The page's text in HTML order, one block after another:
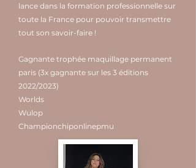
lance dans la formation professionnelle sur
toute la France pour pouvoir transmettre
tout son savoir-faire !
Gagnante trophée maquillage permanent
paris (3x gagnante sur les 3 éditions
2022/2023)
Worlds
Wulop
Championchiponlinepmu